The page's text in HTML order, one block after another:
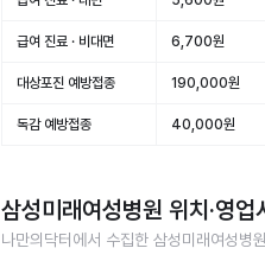
급여 진료 · 비대면 6,700원
대상포진 예방접종 190,000원
독감 예방접종 40,000원
삼성미래여성병원 위치·영업
나만의닥터에서 수집한 삼성미래여성병원